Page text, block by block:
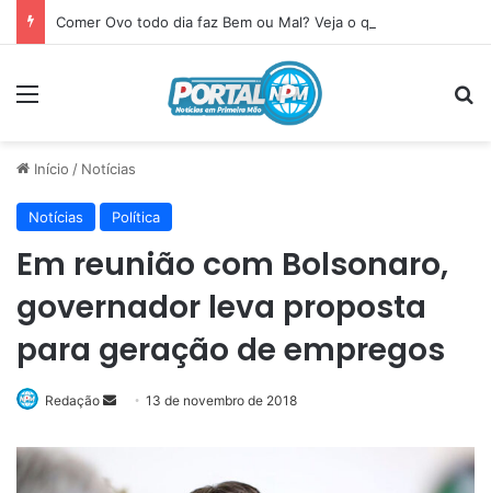
Início / Notícias
Notícias Política
Em reunião com Bolsonaro,
governador leva proposta
para geração de empregos
Redação
Mande13 de novembro de 2018